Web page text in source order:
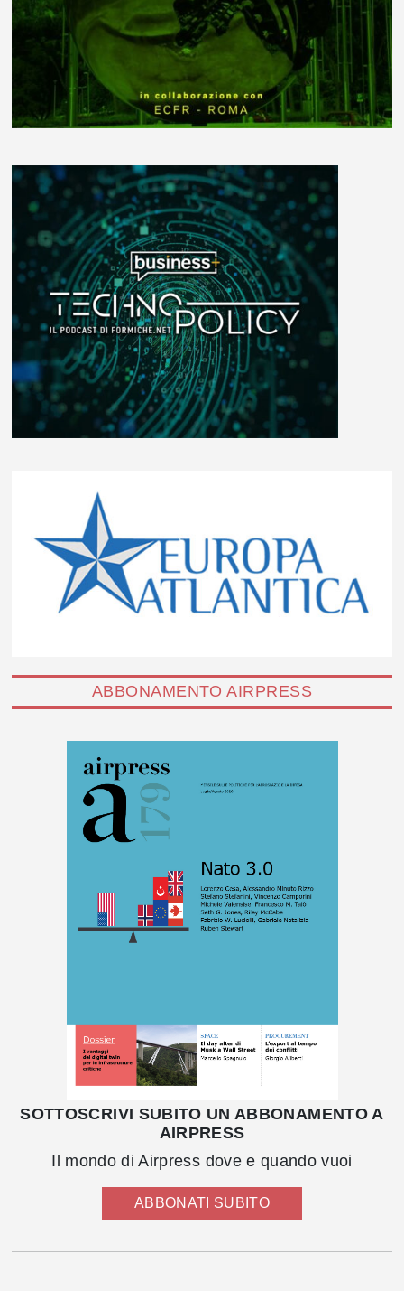
ABBONAMENTO AIRPRESS
SOTTOSCRIVI SUBITO UN ABBONAMENTO A
AIRPRESS
Il mondo di Airpress dove e quando vuoi
ABBONATI SUBITO